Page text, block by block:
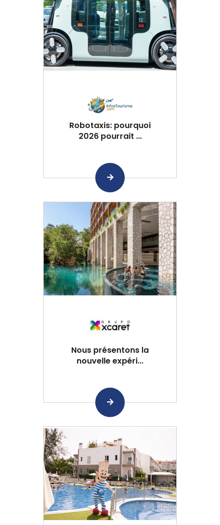
Robotaxis: pourquoi
2026 pourrait ...
Nous présentons la
nouvelle expéri...